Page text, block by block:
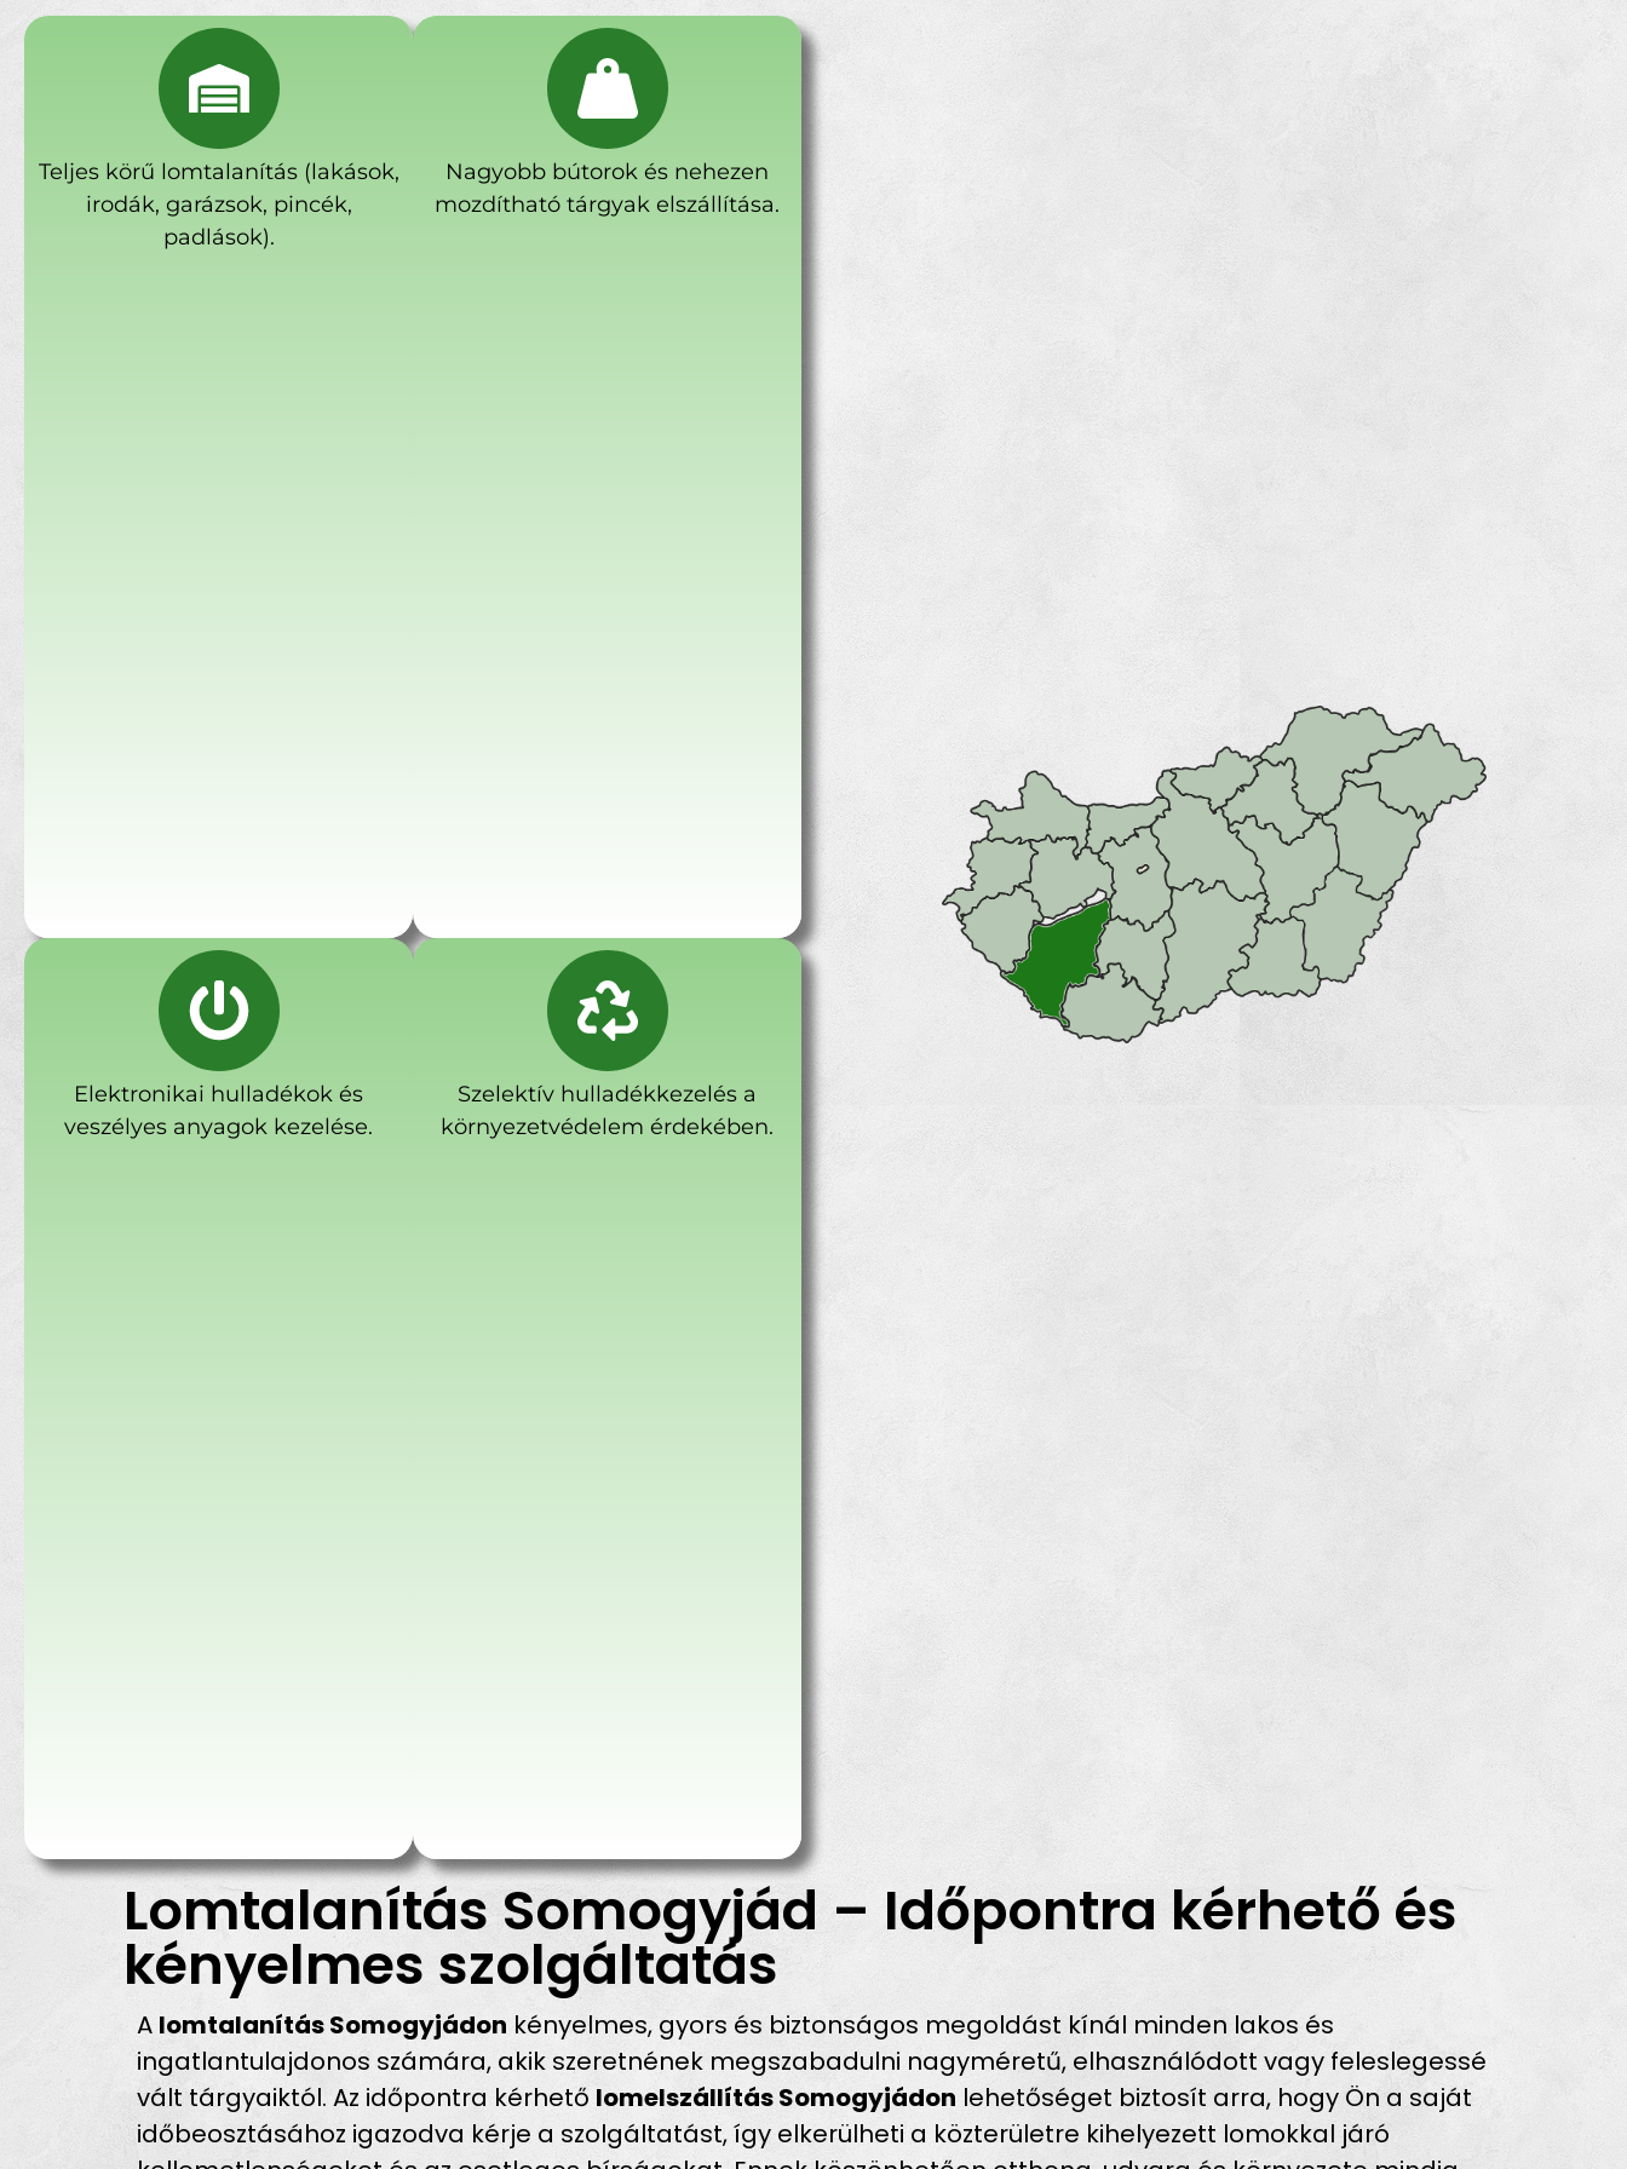
Teljes körű lomtalanítás (lakások,
irodák, garázsok, pincék,
padlások).
Nagyobb bútorok és nehezen
mozdítható tárgyak elszállítása.
Elektronikai hulladékok és
veszélyes anyagok kezelése.
Szelektív hulladékkezelés a
környezetvédelem érdekében.
Lomtalanítás Somogyjád – Időpontra kérhető és
kényelmes szolgáltatás
A lomtalanítás Somogyjádon kényelmes, gyors és biztonságos megoldást kínál minden lakos és
ingatlantulajdonos számára, akik szeretnének megszabadulni nagyméretű, elhasználódott vagy feleslegessé
vált tárgyaiktól. Az időpontra kérhető lomelszállítás Somogyjádon lehetőséget biztosít arra, hogy Ön a saját
időbeosztásához igazodva kérje a szolgáltatást, így elkerülheti a közterületre kihelyezett lomokkal járó